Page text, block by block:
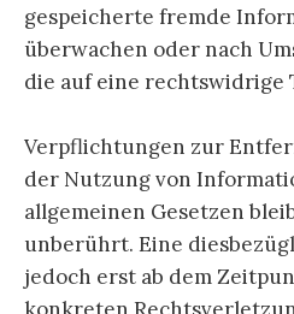
gespeicherte fremde
überwachen oder nach
die auf eine rechtswidrige
Verpflichtungen zur
der Nutzung von
allgemeinen Gesetzen
unberührt. Eine
jedoch erst ab dem